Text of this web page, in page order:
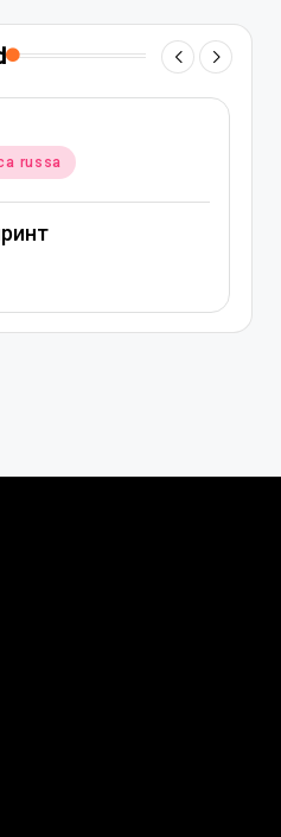
Música rap e hip-hop
Ани Лорак – Материк